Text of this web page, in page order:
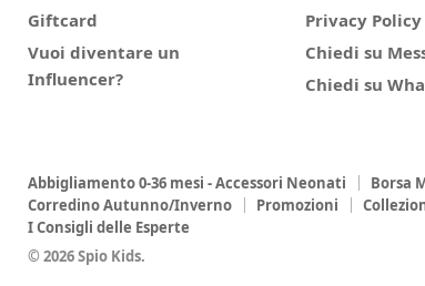
Giftcard
Vuoi diventare un
Influencer?
Privacy Policy
Chiedi su
Chiedi su
Abbigliamento 0-36 mesi - Accessori Neonati Borsa
Corredino Autunno/Inverno
Promozioni
I Consigli delle Esperte
© 2026 Spio Kids.